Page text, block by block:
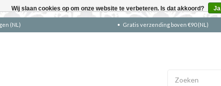
(NL) Gratis verzending boven €90 (NL)
Wij slaan cookies op om onze website te verbeteren. Is dat akkoord? Ja